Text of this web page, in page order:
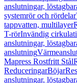
anslutningar,
systemrör och rördelar
tappvatten, multilayer
T-rörInvändig
anslutningar,
anslutning
Mapress Rostfritt Stål
ReduceringarBöjar
anslutningar,